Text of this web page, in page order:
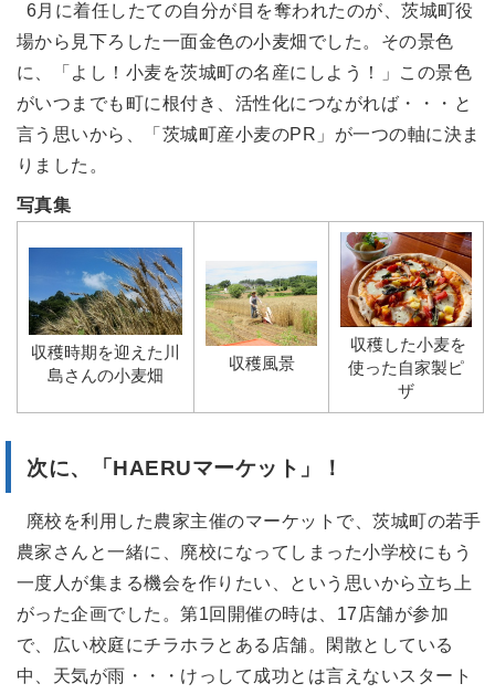
6月に着任したての自分が目を奪われたのが、茨城町役
場から見下ろした一面金色の小麦畑でした。その景色
に、「よし！小麦を茨城町の名産にしよう！」この景色
がいつまでも町に根付き、活性化につながれば・・・と
言う思いから、「茨城町産小麦のPR」が一つの軸に決ま
りました。
写真集
収穫時期を迎えた川
島さんの小麦畑
収穫風景
収穫した小麦を
使った自家製ピ
ザ
次に、 「HAERUマーケット」！
廃校を利用した農家主催のマーケットで、茨城町の若手
農家さんと一緒に、廃校になってしまった小学校にもう
一度人が集まる機会を作りたい、という思いから立ち上
がった企画でした。第1回開催の時は、17店舗が参加
で、広い校庭にチラホラとある店舗。閑散としている
中、天気が雨・・・けっして成功とは言えないスタート